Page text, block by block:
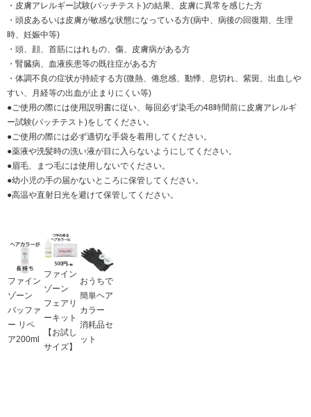
・皮膚アレルギー試験(パッチテスト)の結果、皮膚に異常を感じた方
・頭皮あるいは皮膚が敏感な状態になっている方(病中、病後の回復期、生理
時、妊娠中等)
・頭、顔、首筋にはれもの、傷、皮膚病がある方
・腎臓病、血液疾患等の既往症がある方
・体調不良の症状が持続する方(微熱、倦怠感、動悸、息切れ、紫斑、出血しや
すい、月経等の出血が止まりにくい等)
●ご使用の際には使用説明書に従い、毎回必ず染毛の48時間前に皮膚アレルギ
ー試験(パッチテスト)をしてください。
●ご使用の際には必ず適切な手袋を着用してください。
●薬液や洗髪時の洗い液が目に入らないようにしてください。
●眉毛、まつ毛には使用しないでください。
●幼小児の手の届かないところに保管してください。
●高温や直射日光を避けて保管してください。
ファイン
ゾーン
バッファ
ー リペ
ア200ml
ファイン
ゾーン
フェアリ
ーキット
【お試し
サイズ】
おうちで
簡単ヘア
カラー
消耗品セ
ット